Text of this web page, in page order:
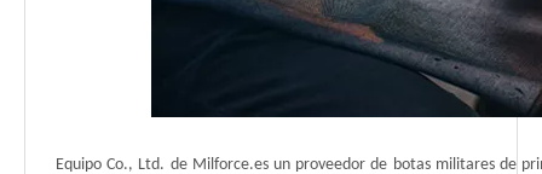
Equipo Co., Ltd. de Milforce.es un proveedor de botas militares de